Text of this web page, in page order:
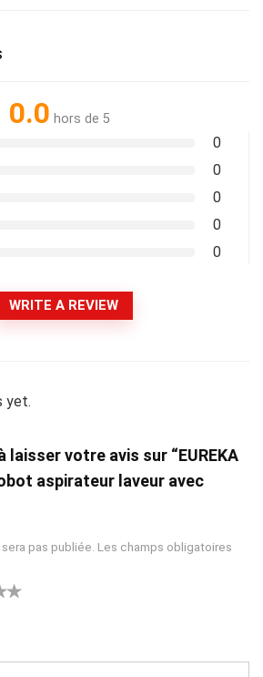
0.0 hors de 5
0
0
0
0
0
WRITE A REVIEW
yet.
laisser votre avis sur “EUREKA
aspirateur laveur avec
pas publiée. Les champs obligatoires